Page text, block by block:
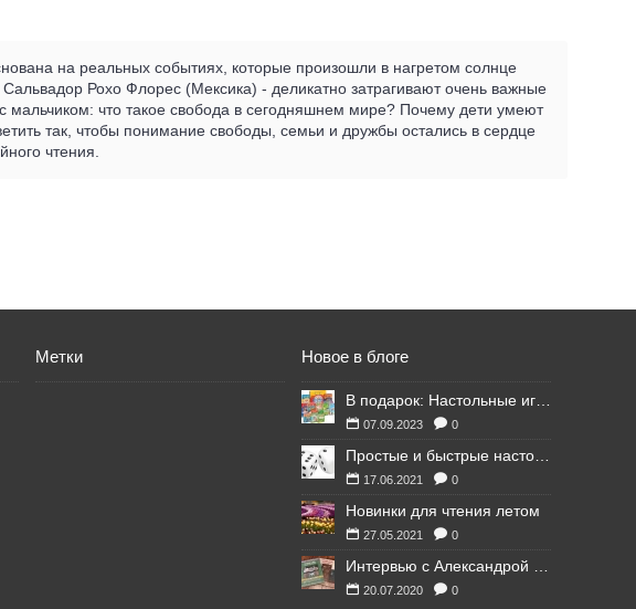
на реальных событиях, которые произошли в нагретом солнце
Рохо Флорес (Мексика) - деликатно затрагивают очень важные
мальчиком: что такое свобода в сегодняшнем мире? Почему дети умеют
так, чтобы понимание свободы, семьи и дружбы остались в сердце
чтения.
Метки Новое в блоге
07.09.2023 0
17.06.2021 0
Новинки для чтения летом
27.05.2021 0
20.07.2020 0